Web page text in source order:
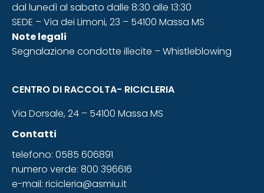
dal lunedì al sabato dalle 8:30 alle 13:30
SEDE – Via dei Limoni, 23 – 54100 Massa MS
Note legali
Segnalazione condotte illecite – Whistleblowing
CENTRO DI RACCOLTA- RICICLERIA
Via Dorsale, 24 – 54100 Massa MS
Contatti
telefono: 0585 606891
numero verde: 800 396616
e-mail: ricicleria@asmiu.it